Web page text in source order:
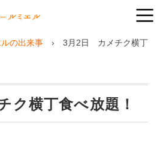
の出来事
3月2日 カメチク横丁
横丁食べ放題！